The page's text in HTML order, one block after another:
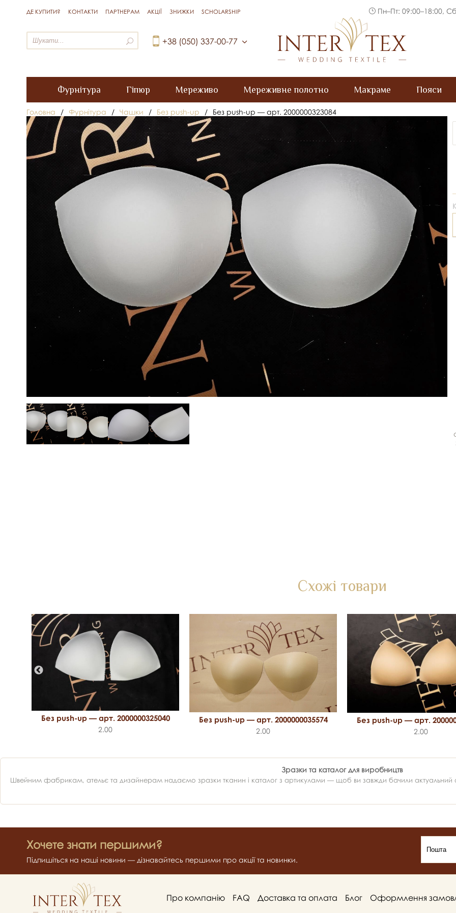
ДЕ КУПИТИ? КОНТАКТИ ПАРТНЕРАМ АКЦІЇ ЗНИЖКИ SCHOLARSHIP Пн–Пт: 09:00–18:00,
+38 (050) 337-00-77
Фурнітура Гіпюр Мереживо Мереживне полотно Макраме Пояси
Головна / Фурнітура / Чашки / Без push-up / Без push-up — арт. 2000000323084
Схожі товари
Без push-up — арт. 2000000325040
2.00
Без push-up — арт. 2000000035574
2.00
Без push-up — арт.
2.00
Зразки та каталог для виробництв
Швейним фабрикам, ательє та дизайнерам надаємо зразки тканин і каталог з артикулами — щоб ви завжди бачили актуальний
Хочете знати першими?
Підпишіться на наші новини — дізнавайтесь першими про акції та новинки.
Про компанію FAQ Доставка та оплата Блог Оформлення